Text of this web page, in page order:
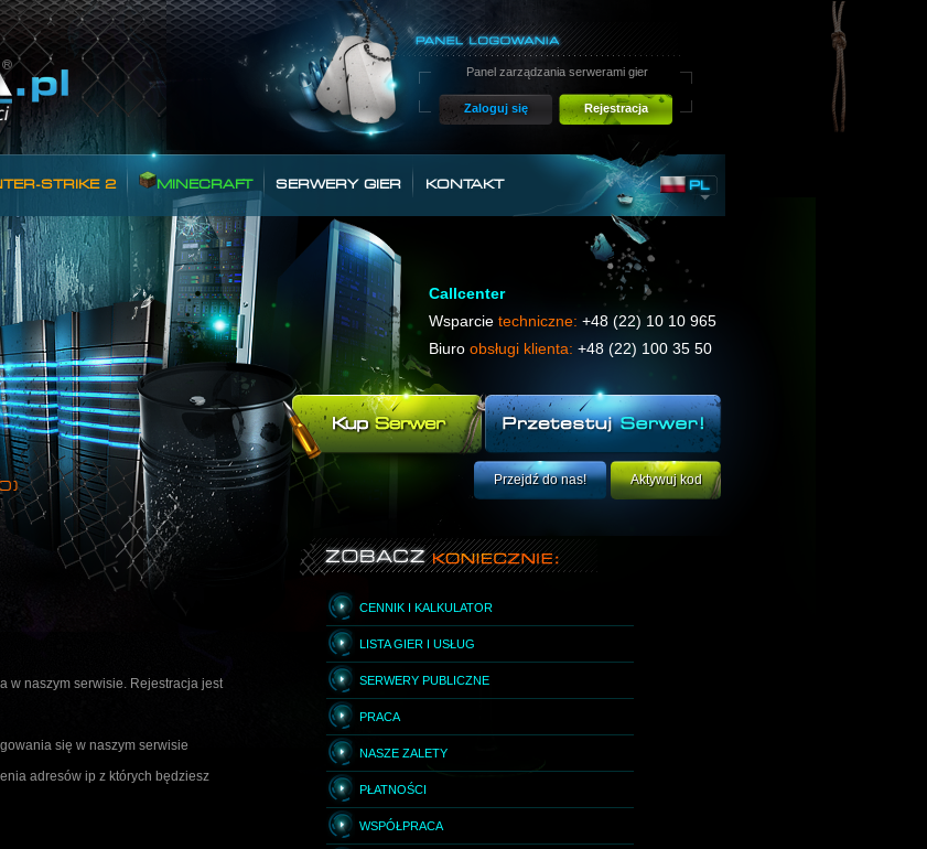
Callcenter
Wsparcie techniczne: +48 (22) 10 10 965
Biuro obsługi klienta: +48 (22) 100 35 50
Panel zarządzania serwerami gier
Zaloguj się Rejestracja
STRIKE 2 MINECRAFT SERWERY GIER KONTAKT PL
Aktywuj kod
Przejdź do nas!
w naszym serwisie. Rejestracja jest
się w naszym serwisie
adresów ip z których będziesz
CENNIK I KALKULATOR
LISTA GIER I USŁUG
SERWERY PUBLICZNE
PRACA
NASZE ZALETY
PŁATNOŚCI
WSPÓŁPRACA